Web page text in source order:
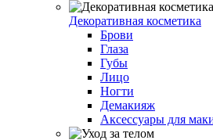
Декоративная косметика
Брови
Глаза
Губы
Лицо
Ногти
Демакияж
Аксессуары для